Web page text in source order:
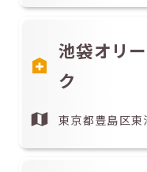
池袋オリ
ク
東京都豊島区